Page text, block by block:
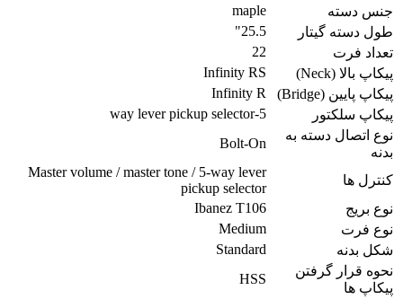
جنس دسته
maple
طول دسته گیتار
25.5"
تعداد فرت
22
پیکاپ بالا (Neck)
Infinity RS
پیکاپ پایین (Bridge)
Infinity R
پیکاپ سلکتور
5-way lever pickup selector
نوع اتصال دسته به
بدنه
Bolt-On
کنترل ها
Master volume / master tone / 5-way lever
pickup selector
نوع بریج
Ibanez T106
نوع فرت
Medium
شکل بدنه
Standard
نحوه قرار گرفتن
پیکاپ ها
HSS